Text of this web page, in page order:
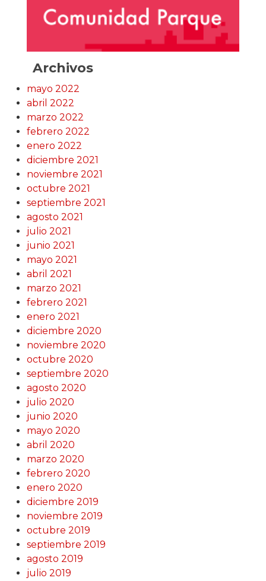
Archivos
mayo 2022
abril 2022
marzo 2022
febrero 2022
enero 2022
diciembre 2021
noviembre 2021
octubre 2021
septiembre 2021
agosto 2021
julio 2021
junio 2021
mayo 2021
abril 2021
marzo 2021
febrero 2021
enero 2021
diciembre 2020
noviembre 2020
octubre 2020
septiembre 2020
agosto 2020
julio 2020
junio 2020
mayo 2020
abril 2020
marzo 2020
febrero 2020
enero 2020
diciembre 2019
noviembre 2019
octubre 2019
septiembre 2019
agosto 2019
julio 2019